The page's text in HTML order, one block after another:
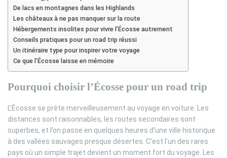
De lacs en montagnes dans les Highlands
Les châteaux à ne pas manquer sur la route
Hébergements insolites pour vivre l’Écosse autrement
Conseils pratiques pour un road trip réussi
Un itinéraire type pour inspirer votre voyage
Ce que l’Écosse laisse en mémoire
Pourquoi choisir l’Écosse pour un road trip
L’Écosse se prête merveilleusement au voyage en voiture. Les
distances sont raisonnables, les routes secondaires sont
superbes, et l’on passe en quelques heures d’une ville historique
à des vallées sauvages presque désertes. C’est l’un des rares
pays où un simple trajet devient un moment fort du voyage. Les